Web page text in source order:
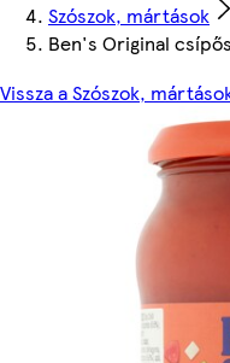
Szószok, mártások
Ben's Original
Vissza a Szószok,